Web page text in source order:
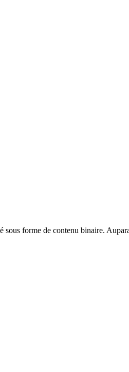
forme de contenu binaire.